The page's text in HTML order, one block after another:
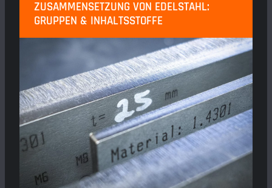
ZUSAMMENSETZUNG VON EDELSTAHL:
GRUPPEN & INHALTSSTOFFE